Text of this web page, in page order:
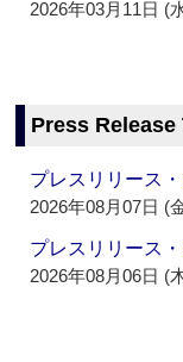
2026年03月11日 (
Press
プレスリリース
2026年08月07日 (
プレスリリース
2026年08月06日 (